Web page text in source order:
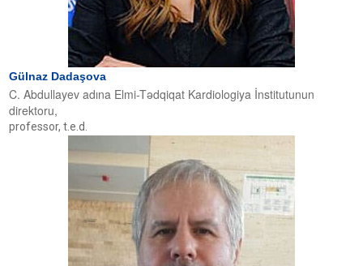
Gülnaz Dadaşova
C. Abdullayev adına Elmi-Tədqiqat Kardiologiya İnstitutunun
direktoru,
professor, t.e.d.